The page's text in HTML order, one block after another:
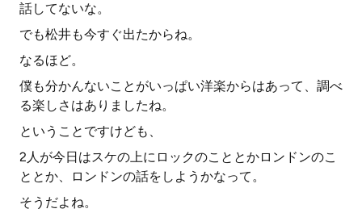
話してないな。
でも松井も今すぐ出たからね。
なるほど。
僕も分かんないことがいっぱい洋楽からはあって、調べ
る楽しさはありましたね。
ということですけども、
2人が今日はスケの上にロックのこととかロンドンのこ
ととか、ロンドンの話をしようかなって。
そうだよね。